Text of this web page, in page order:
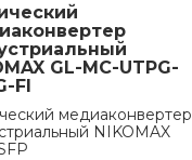
GL-MC-UTPG-
FI
медиаконвертер
NIKOMAX